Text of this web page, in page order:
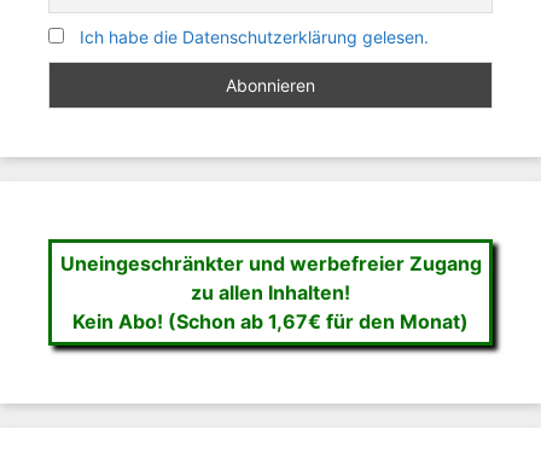
Ich habe die Datenschutzerklärung gelesen.
Uneingeschränkter und werbefreier Zugang
zu allen Inhalten!
Kein Abo! (Schon ab 1,67€ für den Monat)